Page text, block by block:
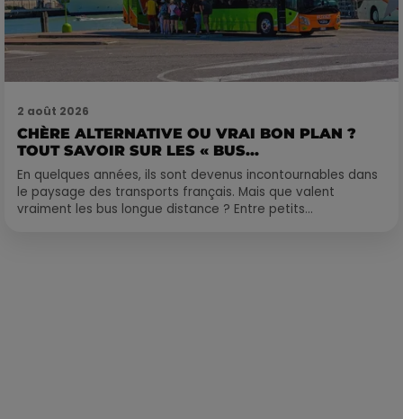
2 août 2026
CHÈRE ALTERNATIVE OU VRAI BON PLAN ?
TOUT SAVOIR SUR LES « BUS...
En quelques années, ils sont devenus incontournables dans
le paysage des transports français. Mais que valent
vraiment les bus longue distance ? Entre petits...